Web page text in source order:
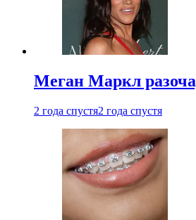
Меган Маркл
2 года спустя2 года спустя